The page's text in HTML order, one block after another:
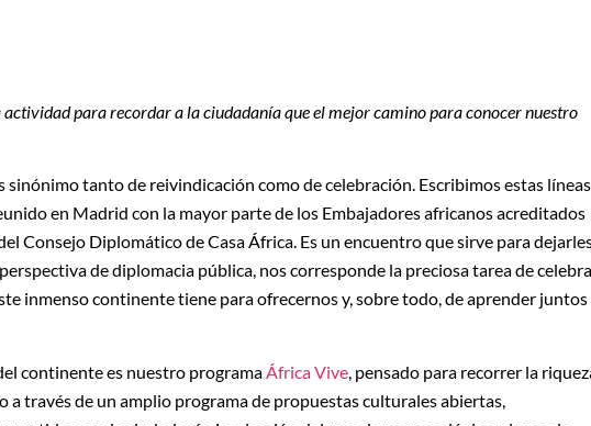
actividad para recordar a la ciudadanía que el mejor camino para conocer nuestro
sinónimo tanto de reivindicación como de celebración. Escribimos estas líneas
en Madrid con la mayor parte de los Embajadores africanos acreditados
Consejo Diplomático de Casa África. Es un encuentro que sirve para
de diplomacia pública, nos corresponde la preciosa tarea de
inmenso continente tiene para ofrecernos y, sobre todo, de aprender juntos
continente es nuestro programa África Vive , pensado para recorrer la
través de un amplio programa de propuestas culturales abiertas,